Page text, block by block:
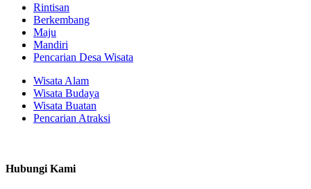
Rintisan
Berkembang
Maju
Mandiri
Pencarian Desa Wisata
Wisata Alam
Wisata Budaya
Wisata Buatan
Pencarian Atraksi
Hubungi Kami